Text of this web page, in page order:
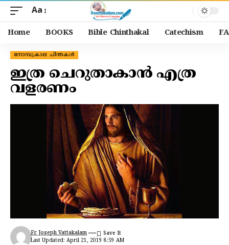
Aa
Home BOOKS Bible Chinthakal Catechism
നോമ്പുകാല ചിന്തകൾ
ഇത്ര ചെറുതാകാൻ എത്ര
വളരണം
Last Updated: April 21, 2019 8:59 AM
Fr Joseph Vattakalam